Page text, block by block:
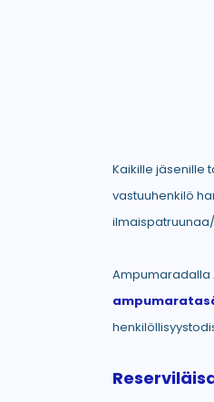
Kaikille jäsenille
vastuuhenkilö
Ampumaradalla